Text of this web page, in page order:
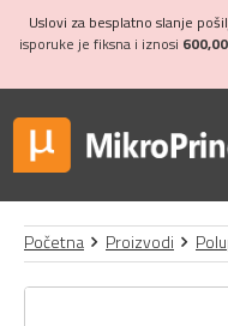
Uslovi za besplatno slanje
isporuke je fiksna i iznosi
Početna Proizvodi